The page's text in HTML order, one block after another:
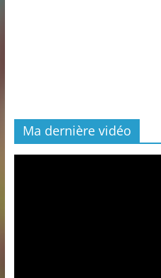
Ma dernière vidéo